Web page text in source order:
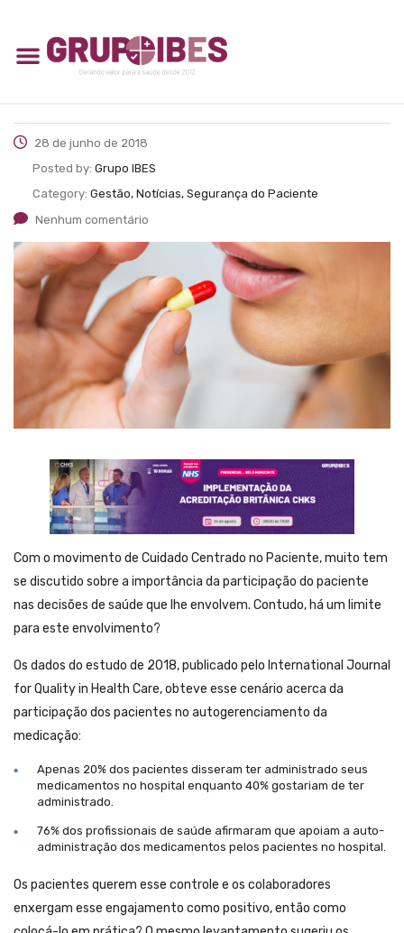
28 de junho de 2018
Posted by: Grupo IBES
Category: Gestão, Notícias, Segurança do Paciente
Nenhum comentário
Com o movimento de Cuidado Centrado no Paciente, muito tem
se discutido sobre a importância da participação do paciente
nas decisões de saúde que lhe envolvem. Contudo, há um limite
para este envolvimento?
Os dados do estudo de 2018, publicado pelo International Journal
for Quality in Health Care, obteve esse cenário acerca da
participação dos pacientes no autogerenciamento da
medicação:
Apenas 20% dos pacientes disseram ter administrado seus
medicamentos no hospital enquanto 40% gostariam de ter
administrado.
76% dos profissionais de saúde afirmaram que apoiam a auto-
administração dos medicamentos pelos pacientes no hospital.
Os pacientes querem esse controle e os colaboradores
enxergam esse engajamento como positivo, então como